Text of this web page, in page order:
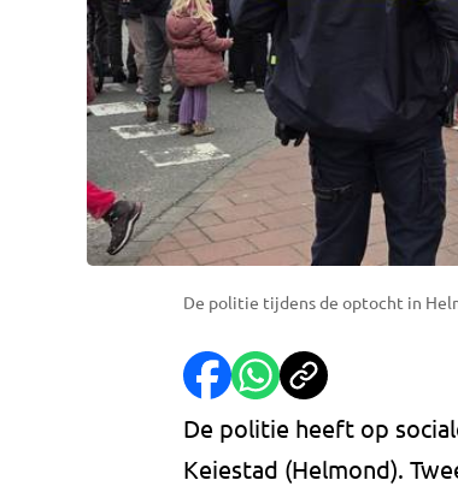
De politie tijdens de optocht in
De politie heeft op
Keiestad (Helmond).